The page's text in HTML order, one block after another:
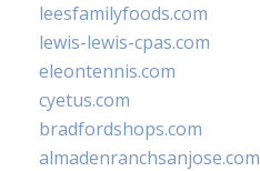
leesfamilyfoods.com
lewis-lewis-cpas.com
eleontennis.com
cyetus.com
bradfordshops.com
almadenranchsanjose.com